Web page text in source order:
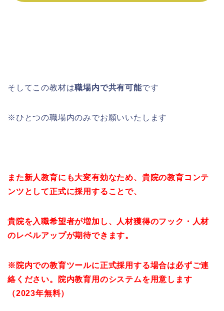
そしてこの教材は職場内で共有可能です
※ひとつの職場内のみでお願いいたします
また新人教育にも大変有効なため、貴院の教育コンテ
ンツとして正式に採用することで、
貴院を入職希望者が増加し、人材獲得のフック・人材
のレベルアップが期待できます。
※院内での教育ツールに正式採用する場合は必ずご連
絡ください。院内教育用のシステムを用意します
（2023年無料）